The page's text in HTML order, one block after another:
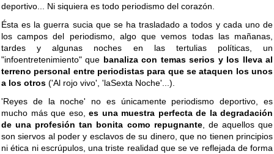
deportivo... Ni siquiera es todo periodismo del corazón.
Ésta es la guerra sucia que se ha trasladado a todos y cada uno de
los campos del periodismo, algo que vemos todas las mañanas,
tardes y algunas noches en las tertulias políticas, un
"infoentretenimiento" que banaliza con temas serios y los lleva al
terreno personal entre periodistas para que se ataquen los unos
a los otros ('Al rojo vivo', 'laSexta Noche'...).
'Reyes de la noche' no es únicamente periodismo deportivo, es
mucho más que eso, es una muestra perfecta de la degradación
de una profesión tan bonita como repugnante, de aquellos que
son siervos al poder y esclavos de su dinero, que no tienen principios
ni ética ni escrúpulos, una triste realidad que se ve reflejada de forma